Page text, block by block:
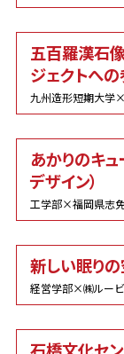
五百羅漢石
ジェクトへ
九州造形短期大学×
あかりのキ
デザイン）
工学部×福岡県志
新しい眠り
経営学部×㈱ルービ